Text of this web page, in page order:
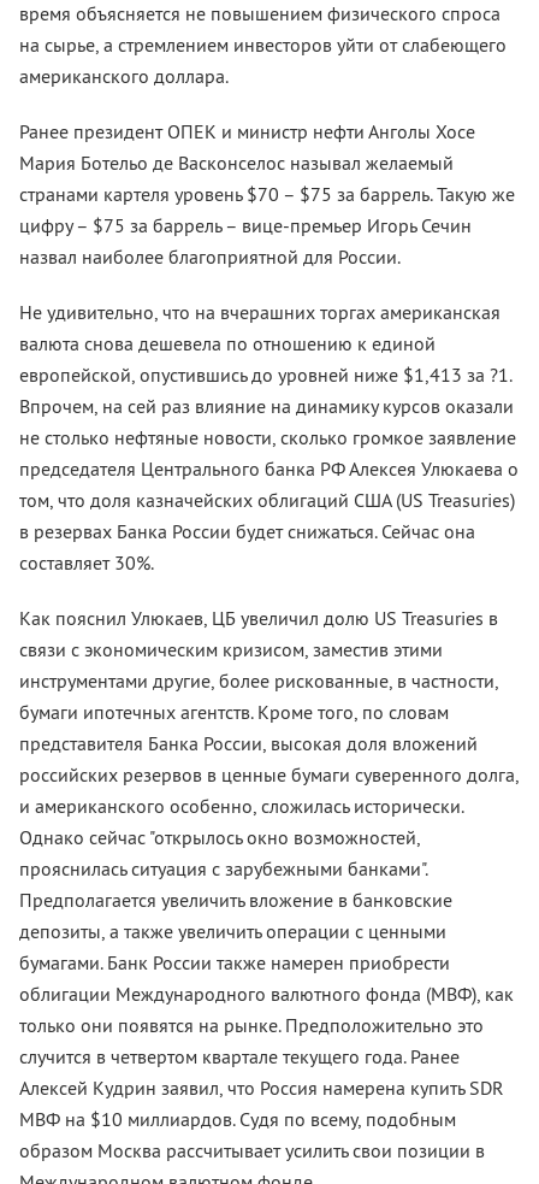
время объясняется не повышением физического спроса
на сырье, а стремлением инвесторов уйти от слабеющего
американского доллара.
Ранее президент ОПЕК и министр нефти Анголы Хосе
Мария Ботельо де Васконселос называл желаемый
странами картеля уровень $70 – $75 за баррель. Такую же
цифру – $75 за баррель – вице-премьер Игорь Сечин
назвал наиболее благоприятной для России.
Не удивительно, что на вчерашних торгах американская
валюта снова дешевела по отношению к единой
европейской, опустившись до уровней ниже $1,413 за ?1.
Впрочем, на сей раз влияние на динамику курсов оказали
не столько нефтяные новости, сколько громкое заявление
председателя Центрального банка РФ Алексея Улюкаева о
том, что доля казначейских облигаций США (US Treasuries)
в резервах Банка России будет снижаться. Сейчас она
составляет 30%.
Как пояснил Улюкаев, ЦБ увеличил долю US Treasuries в
связи с экономическим кризисом, заместив этими
инструментами другие, более рискованные, в частности,
бумаги ипотечных агентств. Кроме того, по словам
представителя Банка России, высокая доля вложений
российских резервов в ценные бумаги суверенного долга,
и американского особенно, сложилась исторически.
Однако сейчас "открылось окно возможностей,
прояснилась ситуация с зарубежными банками".
Предполагается увеличить вложение в банковские
депозиты, а также увеличить операции с ценными
бумагами. Банк России также намерен приобрести
облигации Международного валютного фонда (МВФ), как
только они появятся на рынке. Предположительно это
случится в четвертом квартале текущего года. Ранее
Алексей Кудрин заявил, что Россия намерена купить SDR
МВФ на $10 миллиардов. Судя по всему, подобным
образом Москва рассчитывает усилить свои позиции в